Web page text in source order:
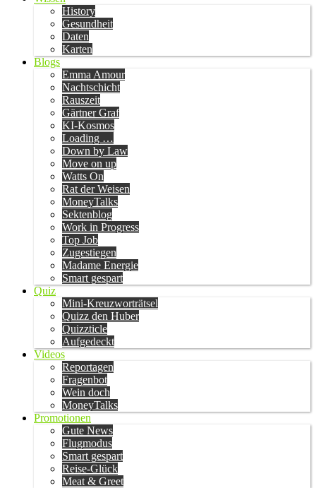
History
Gesundheit
Daten
Karten
Blogs
Emma Amour
Nachtschicht
Rauszeit
Gärtner Graf
KI-Kosmos
Loading …
Down by Law
Move on up
Watts On
Rat der Weisen
MoneyTalks
Sektenblog
Work in Progress
Top Job
Zugestiegen
Madame Energie
Smart gespart
Quiz
Mini-Kreuzworträtsel
Quizz den Huber
Quizzticle
Aufgedeckt
Videos
Reportagen
Fragenbot
Wein doch
MoneyTalks
Promotionen
Gute News
Flugmodus
Smart gespart
Reise-Glück
Meat & Greet